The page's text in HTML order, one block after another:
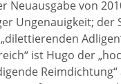
Neuausgabe von
Ungenauigkeit; der
ist Hugo der